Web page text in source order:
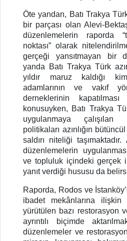
Öte yandan, Batı Trakya Türk
bir parçası olan Alevi-
düzenlemelerin raporda
noktası” olarak
gerçeği yansıtmayan bir
yanda Batı Trakya Türk
yıldır maruz kaldığı
adamlarının ve vakıf
derneklerinin
konusuyken, Batı Trakya
uygulanmaya çalışılan
politikaları azınlığın
saldırı niteliği
düzenlemelerin
ve topluluk içindeki gerçek
yanıt verdiği hususu da
Raporda, Rodos ve
ibadet mekânlarına
yürütülen bazı restorasyon
ayrıntılı biçimde
düzenlemeler ve